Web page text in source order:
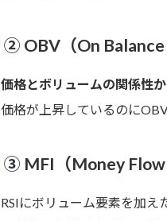
② OBV（On Balance
価格とボリュームの関係性
価格が上昇しているのに
③ MFI（Money Flow
RSIにボリューム要素を加え